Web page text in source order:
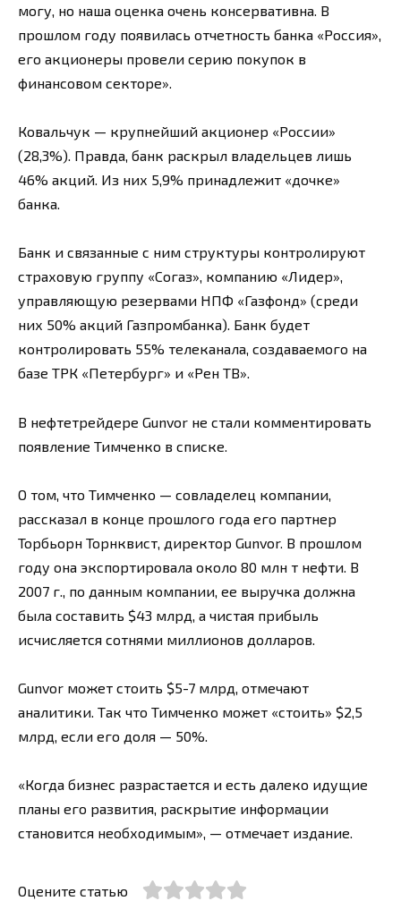
могу, но наша оценка очень консервативна. В
прошлом году появилась отчетность банка «Россия»,
его акционеры провели серию покупок в
финансовом секторе».
Ковальчук — крупнейший акционер «России»
(28,3%). Правда, банк раскрыл владельцев лишь
46% акций. Из них 5,9% принадлежит «дочке»
банка.
Банк и связанные с ним структуры контролируют
страховую группу «Согаз», компанию «Лидер»,
управляющую резервами НПФ «Газфонд» (среди
них 50% акций Газпромбанка). Банк будет
контролировать 55% телеканала, создаваемого на
базе ТРК «Петербург» и «Рен ТВ».
В нефтетрейдере Gunvor не стали комментировать
появление Тимченко в списке.
О том, что Тимченко — совладелец компании,
рассказал в конце прошлого года его партнер
Торбьорн Торнквист, директор Gunvor. В прошлом
году она экспортировала около 80 млн т нефти. В
2007 г., по данным компании, ее выручка должна
была составить $43 млрд, а чистая прибыль
исчисляется сотнями миллионов долларов.
Gunvor может стоить $5-7 млрд, отмечают
аналитики. Так что Тимченко может «стоить» $2,5
млрд, если его доля — 50%.
«Когда бизнес разрастается и есть далеко идущие
планы его развития, раскрытие информации
становится необходимым», — отмечает издание.
Оцените статью